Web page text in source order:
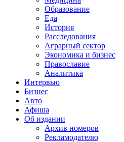
Образование
Еда
История
Расследования
Аграрный сектор
Экономика и бизнес
Православие
Аналитика
Интервью
Бизнес
Авто
Афиша
Об издании
Архив номеров
Рекламодателю